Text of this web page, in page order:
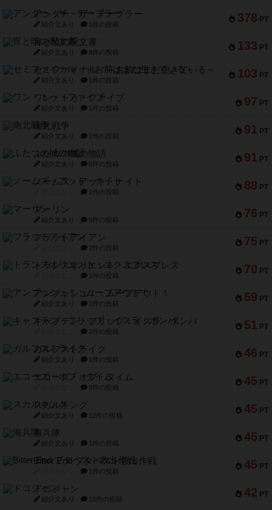
378 PT
アンダー・ザ・テーブラー
紹介文あり 1件の投稿
133 PT
宵と暁の呪文書
紹介文あり 8件の投稿
103 PT
セミファイナル ～お前はまだ生きている～
紹介文あり 1件の投稿
97 PT
ワン・トゥ・ファイブ
紹介文あり 1件の投稿
91 PT
南北戦争
紹介文あり 1件の投稿
91 PT
ふたつの城の物語
紹介文あり 6件の投稿
88 PT
ノームズ・アット・ナイト
1件の投稿
76 PT
マーリン
紹介文あり 6件の投稿
75 PT
フラットアイアン
2件の投稿
70 PT
トランスオリエント・エクスプレス
1件の投稿
59 PT
アンブッシュ！：ムーブアウト！
紹介文あり 1件の投稿
51 PT
キャプテン・フリップ：イスラ・ボンバ
2件の投稿
46 PT
ガルフストライク
紹介文あり 1件の投稿
45 PT
エコーズ・オブ・タイム
8件の投稿
45 PT
スカルキング
紹介文あり 12件の投稿
45 PT
海兵隊
紹介文あり 1件の投稿
45 PT
Bitter End ブタペスト救出作戦
1件の投稿
42 PT
ドコジャン
紹介文あり 10件の投稿